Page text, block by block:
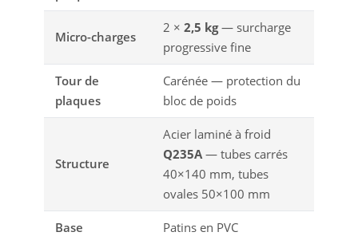
Micro-charges
2 × 2,5 kg— surcharge
progressive fine
Tour de
plaques
Carénée — protection du
bloc de poids
Structure
Acier laminé à froid
Q235A — tubes carrés
40×140 mm, tubes
ovales 50×100 mm
Base Patins en PVC